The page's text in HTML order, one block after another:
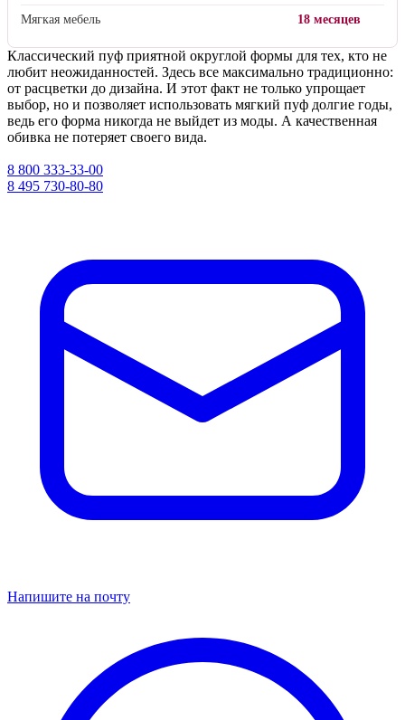
Мягкая мебель 18 месяцев
Классический пуф приятной округлой формы для тех, кто не
любит неожиданностей. Здесь все максимально традиционно:
от расцветки до дизайна. И этот факт не только упрощает
выбор, но и позволяет использовать мягкий пуф долгие годы,
ведь его форма никогда не выйдет из моды. А качественная
обивка не потеряет своего вида.
8 800 333-33-00
8 495 730-80-80
Напишите на почту